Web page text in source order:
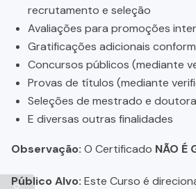
recrutamento e seleção
Avaliações para promoções
Gratificações adicionais
Concursos públicos (mediante
Provas de títulos (mediante
Seleções de mestrado e
E diversas outras finalidades
Observação: O Certificado NÃO É
Público Alvo: Este Curso é